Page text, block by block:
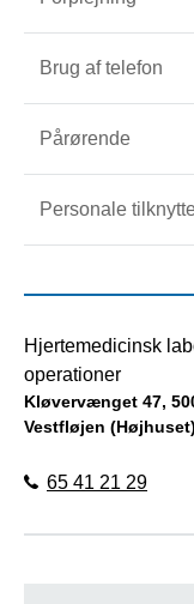
Brug af telefon
Pårørende
Personale
Hjertemedicinsk
operationer
Kløvervænget 47,
Vestfløjen (Højhuset)
65 41 21 29